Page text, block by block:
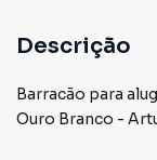
Descrição
Barracão para
Ouro Branco -